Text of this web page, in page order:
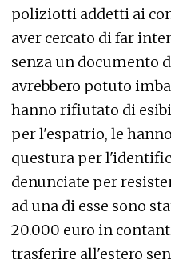
poliziotti addetti ai
aver cercato di far
senza un documento
avrebbero potuto
hanno rifiutato di
per l'espatrio, le
questura per
denunciate per
ad una di esse sono
20.000 euro in
trasferire all'estero